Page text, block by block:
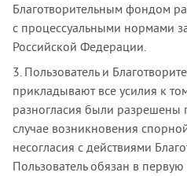
Благотворительным фондом
с процессуальными нормами
Российской Федерации.
3. Пользователь и
прикладывают все усилия к
разногласия были разрешены
случае возникновения
несогласия с действиями
Пользователь обязан в первую